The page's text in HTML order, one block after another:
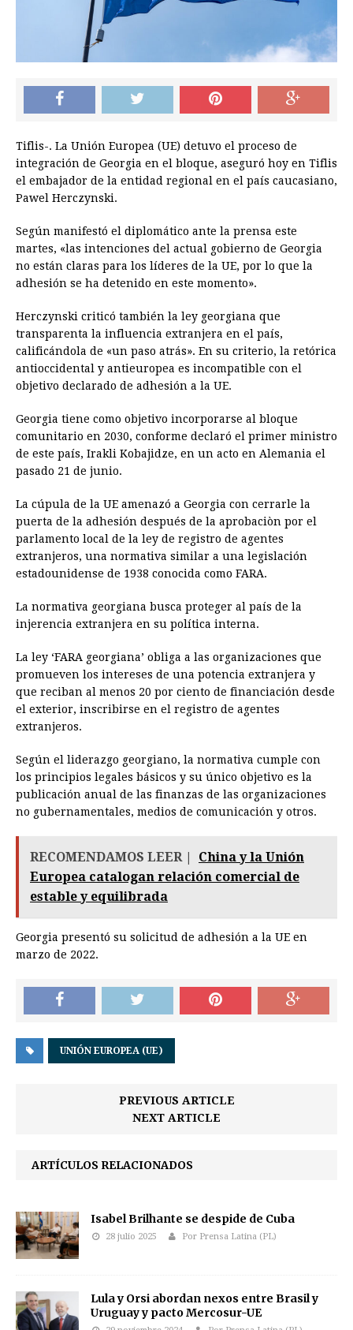
Tiflis-. La Unión Europea (UE) detuvo el proceso de
integración de Georgia en el bloque, aseguró hoy en Tiflis
el embajador de la entidad regional en el país caucasiano,
Pawel Herczynski.
Según manifestó el diplomático ante la prensa este
martes, «las intenciones del actual gobierno de Georgia
no están claras para los líderes de la UE, por lo que la
adhesión se ha detenido en este momento».
Herczynski criticó también la ley georgiana que
transparenta la influencia extranjera en el país,
calificándola de «un paso atrás». En su criterio, la retórica
antioccidental y antieuropea es incompatible con el
objetivo declarado de adhesión a la UE.
Georgia tiene como objetivo incorporarse al bloque
comunitario en 2030, conforme declaró el primer ministro
de este país, Irakli Kobajidze, en un acto en Alemania el
pasado 21 de junio.
La cúpula de la UE amenazó a Georgia con cerrarle la
puerta de la adhesión después de la aprobaciòn por el
parlamento local de la ley de registro de agentes
extranjeros, una normativa similar a una legislación
estadounidense de 1938 conocida como FARA.
La normativa georgiana busca proteger al país de la
injerencia extranjera en su política interna.
La ley ‘FARA georgiana’ obliga a las organizaciones que
promueven los intereses de una potencia extranjera y
que reciban al menos 20 por ciento de financiación desde
el exterior, inscribirse en el registro de agentes
extranjeros.
Según el liderazgo georgiano, la normativa cumple con
los principios legales básicos y su único objetivo es la
publicación anual de las finanzas de las organizaciones
no gubernamentales, medios de comunicación y otros.
RECOMENDAMOS LEER |
China y la Unión
Europea catalogan relación comercial de
estable y equilibrada
Georgia presentó su solicitud de adhesión a la UE en
marzo de 2022.
UNIÓN EUROPEA (UE)
PREVIOUS ARTICLE
NEXT ARTICLE
ARTÍCULOS RELACIONADOS
Isabel Brilhante se despide de Cuba
28 julio 2025 Por Prensa Latina (PL)
Lula y Orsi abordan nexos entre Brasil y
Uruguay y pacto Mercosur-UE